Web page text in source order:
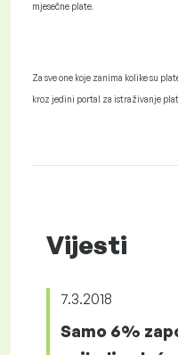
mjesečne plate.
Za sve one koje zanima kolike su
kroz jedini portal za istraživanje
Vijesti
7.3.2018
Samo 6%